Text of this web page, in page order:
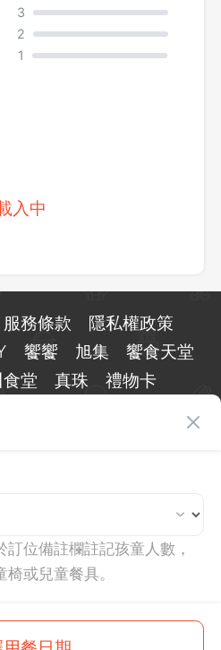
3
2
1
入中
位備註欄註記孩童人數，
或兒童餐具。
服務條款
隱私權政策
饗饗 旭集
饗食天堂
堂 真珠 禮物卡
18:00（國定假日除外）
29084823
reCAPTCHA